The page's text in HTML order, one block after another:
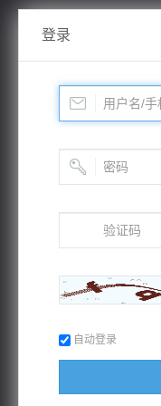
登录
自动登录